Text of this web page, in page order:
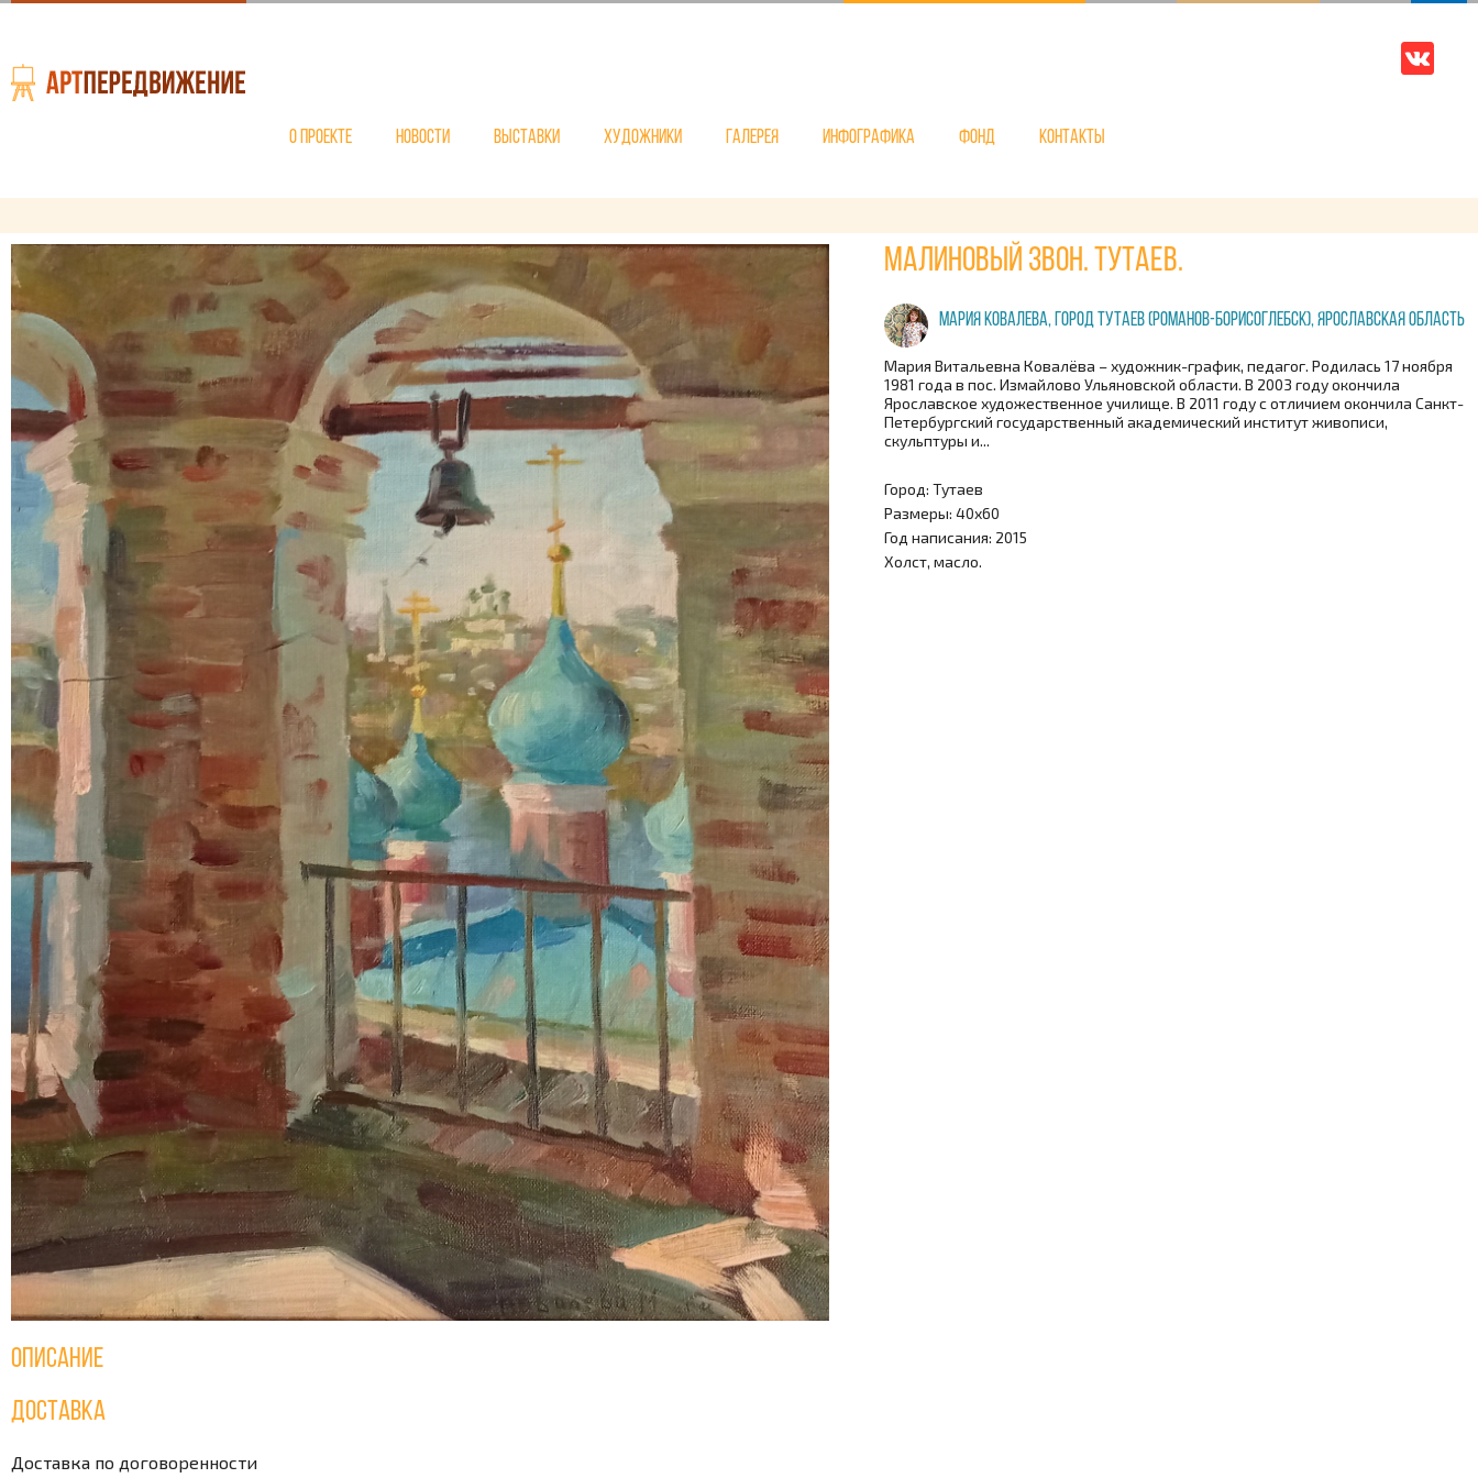
О проекте Новости Выставки Художники Галерея Инфографика Фонд Контакты
Малиновый звон. Тутаев.
Мария Ковалева, город Тутаев (Романов-Борисоглебск), Ярославская область
Мария Витальевна Ковалёва – художник-график, педагог. Родилась 17 ноября
1981 года в пос. Измайлово Ульяновской области. В 2003 году окончила
Ярославское художественное училище. В 2011 году с отличием окончила Санкт-
Петербургский государственный академический институт живописи,
скульптуры и...
Город: Тутаев
Размеры: 40х60
Год написания: 2015
Холст, масло.
Описание
Доставка
Доставка по договоренности